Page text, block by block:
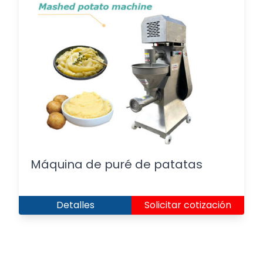
Máquina de puré de patatas
Detalles Solicitar cotización